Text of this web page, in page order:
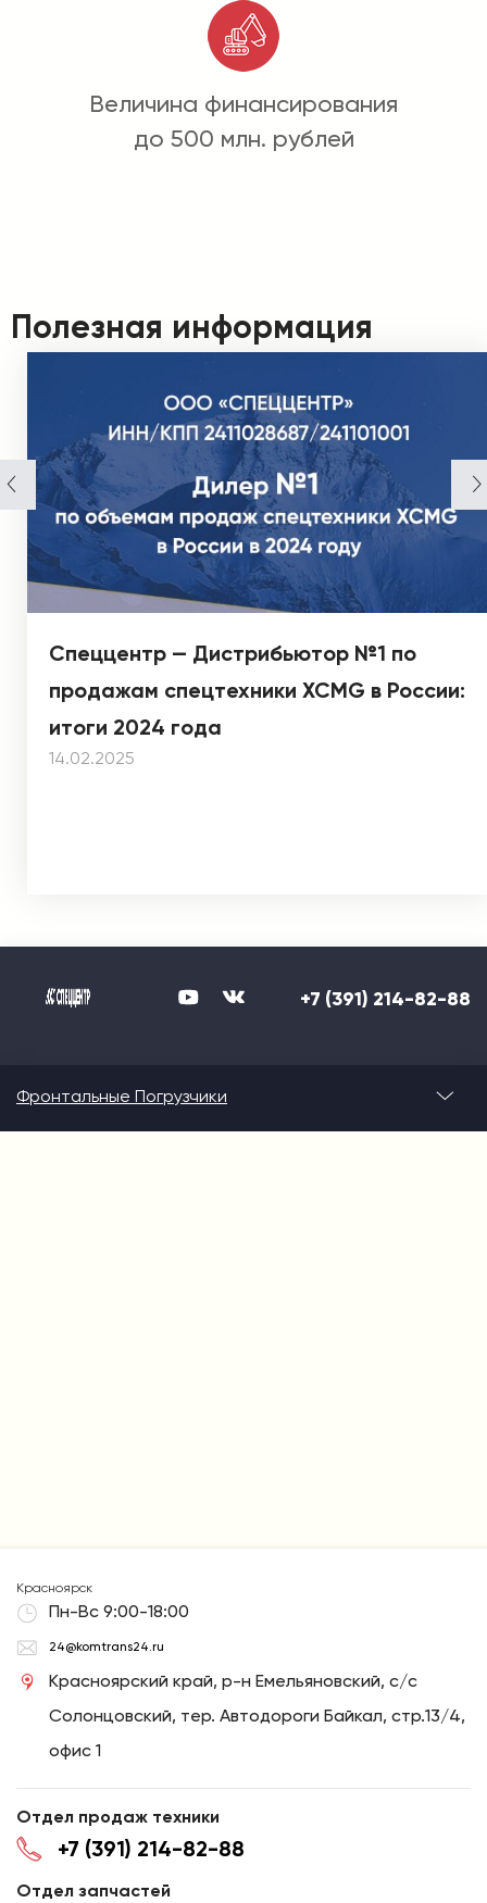
Величина финансирования
до 500 млн. рублей
Полезная информация
Спеццентр — Дистрибьютор №1 по
продажам спецтехники XCMG в России:
итоги 2024 года
14.02.2025
+7 (391) 214-82-88
Фронтальные Погрузчики
Красноярск
Пн-Вс 9:00-18:00
24@komtrans24.ru
Красноярский край, р-н Емельяновский, с/с
Солонцовский, тер. Автодороги Байкал, стр.13/4,
офис 1
Отдел продаж техники
+7 (391) 214-82-88
Отдел запчастей